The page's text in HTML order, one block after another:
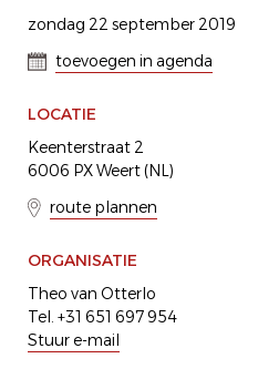
zondag 22 september 2019
toevoegen in agenda
LOCATIE
Keenterstraat 2
6006 PX Weert (NL)
route plannen
ORGANISATIE
Theo van Otterlo
Tel. +31 651 697 954
Stuur e-mail